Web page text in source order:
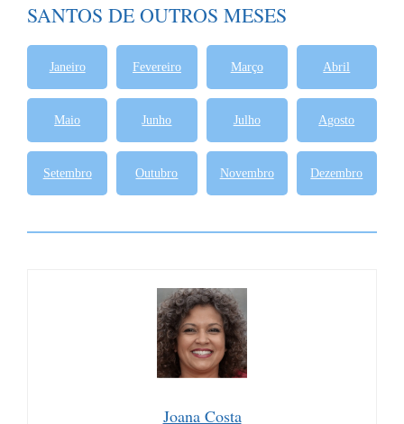
SANTOS DE OUTROS MESES
Janeiro Fevereiro Março Abril
Maio Junho Julho Agosto
Setembro Outubro Novembro Dezembro
Joana Costa